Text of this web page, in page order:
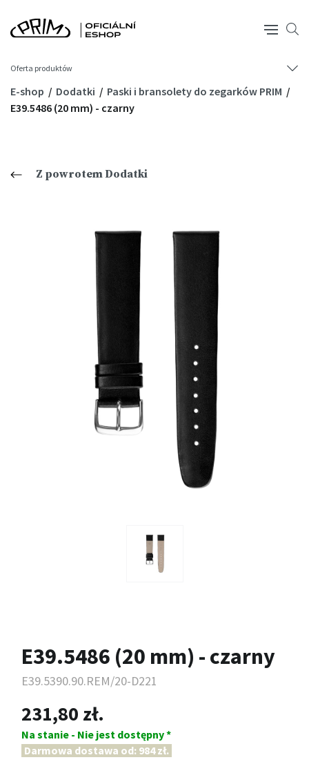
Oferta produktów
E-shop Dodatki
Paski i bransolety do zegarków PRIM
E39.5486 (20 mm) - czarny
Z powrotem Dodatki
E39.5486 (20 mm) - czarny
E39.5390.90.REM/20-D221
231,80 zł.
Na stanie - Nie jest dostępny *
Darmowa dostawa od: 984 zł.